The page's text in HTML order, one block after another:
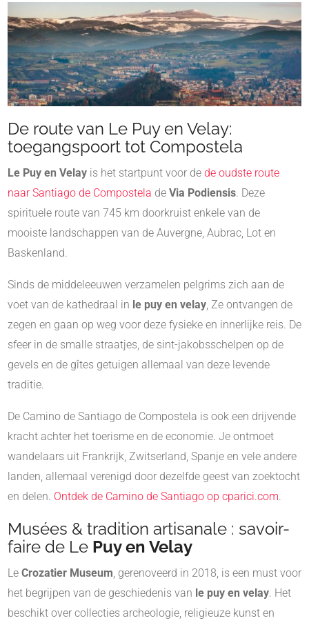
De route van Le Puy en Velay:
toegangspoort tot Compostela
Le Puy en Velay is het startpunt voor de de oudste route
naar Santiago de Compostela de Via Podiensis. Deze
spirituele route van 745 km doorkruist enkele van de
mooiste landschappen van de Auvergne, Aubrac, Lot en
Baskenland.
Sinds de middeleeuwen verzamelen pelgrims zich aan de
voet van de kathedraal in le puy en velay, Ze ontvangen de
zegen en gaan op weg voor deze fysieke en innerlijke reis. De
sfeer in de smalle straatjes, de sint-jakobsschelpen op de
gevels en de gîtes getuigen allemaal van deze levende
traditie.
De Camino de Santiago de Compostela is ook een drijvende
kracht achter het toerisme en de economie. Je ontmoet
wandelaars uit Frankrijk, Zwitserland, Spanje en vele andere
landen, allemaal verenigd door dezelfde geest van zoektocht
en delen. Ontdek de Camino de Santiago op cparici.com.
Musées & tradition artisanale : savoir-
faire de Le Puy en Velay
Le Crozatier Museum, gerenoveerd in 2018, is een must voor
het begrijpen van de geschiedenis van le puy en velay. Het
beschikt over collecties archeologie, religieuze kunst en